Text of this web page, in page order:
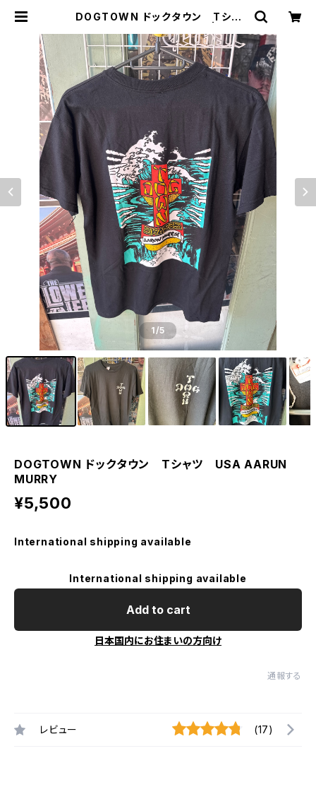
DOGTOWN ドックタウン Tシャ
SURFSK8SHOP
1/5
DOGTOWN ドックタウン Tシャツ USA AARUN
MURRY
¥5,500
International shipping available
International shipping available
Add to cart
日本国内にお住まいの方向け
通報する
レビュー (17)